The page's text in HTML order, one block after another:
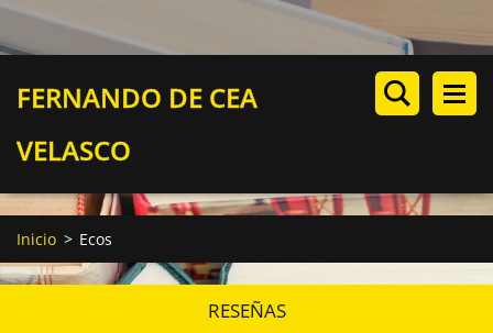
FERNANDO DE CEA
VELASCO
Inicio > Ecos
RESEÑAS